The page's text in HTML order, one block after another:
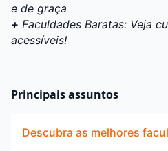
e de graça
+ Faculdades Baratas: Veja
acessíveis!
Principais assuntos
Descubra as melhores